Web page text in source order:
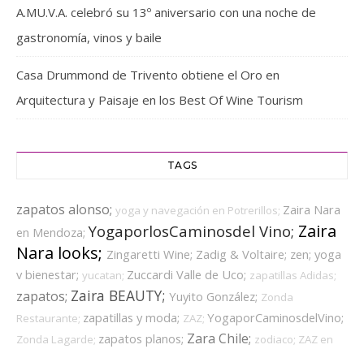
A.MU.V.A. celebró su 13º aniversario con una noche de
gastronomía, vinos y baile
Casa Drummond de Trivento obtiene el Oro en
Arquitectura y Paisaje en los Best Of Wine Tourism
TAGS
zapatos alonso; yoga y navegación en Potrerillos; Zaira Nara
en Mendoza;YogaporlosCaminosdel Vino; Zaira
Nara looks; Zingaretti Wine; Zadig & Voltaire; zen; yoga
v bienestar; yucatan; Zuccardi Valle de Uco; zapatillas Adidas;
zapatos; Zaira BEAUTY; Yuyito González; Zonda
Restaurante; zapatillas y moda; ZAZ; YogaporCaminosdelVino;
Zonda Lagarde; zapatos planos; Zara Chile; zodiaco; ZAZ en